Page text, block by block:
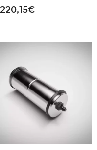
220,15€